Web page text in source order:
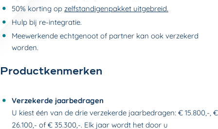
50% korting op zelfstandigenpakket uitgebreid.
Hulp bij re-integratie.
Meewerkende echtgenoot of partner kan ook verzekerd
worden.
Productkenmerken
Verzekerde jaarbedragen
U kiest één van de drie verzekerde jaarbedragen: € 15.800,-, €
26.100,- of € 35.300,-. Elk jaar wordt het door u